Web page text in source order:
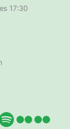
17:30
Flickr